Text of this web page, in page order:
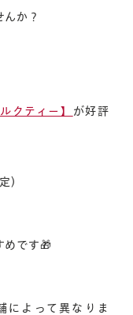
か？
クティー】 が好評
)
めです🎁
によって異なりま